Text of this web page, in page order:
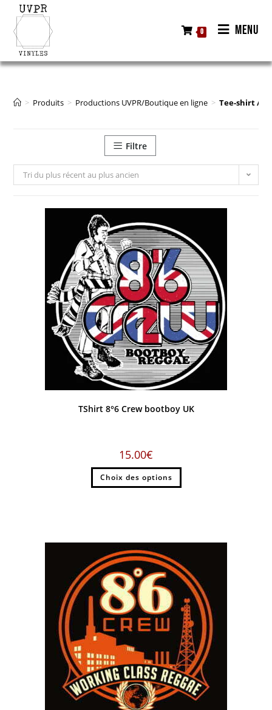
0 MENU
> Produits > Productions UVPR/Boutique en ligne > Tee-shirt /
Filtre
Tri du plus récent au plus ancien
TShirt 8°6 Crew bootboy UK
15.00€
Choix des options